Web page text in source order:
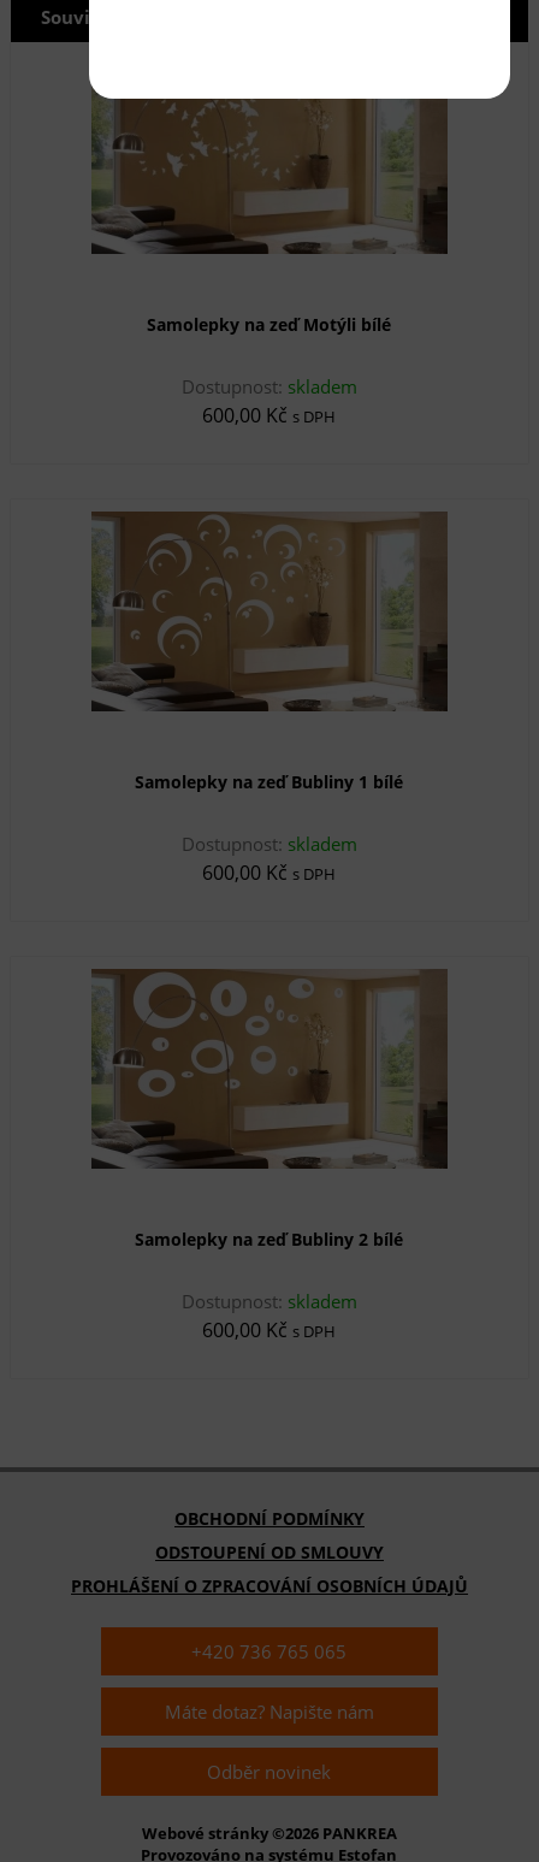
Související produkty
Samolepky na zeď Motýli bílé
Dostupnost: skladem
600,00 Kč s DPH
Samolepky na zeď Bubliny 1 bílé
Dostupnost: skladem
600,00 Kč s DPH
Samolepky na zeď Bubliny 2 bílé
Dostupnost: skladem
600,00 Kč s DPH
OBCHODNÍ PODMÍNKY
ODSTOUPENÍ OD SMLOUVY
PROHLÁŠENÍ O ZPRACOVÁNÍ OSOBNÍCH ÚDAJŮ
+420 736 765 065
Máte dotaz? Napište nám
Odběr novinek
Webové stránky ©2026 PANKREA
Provozováno na systému Estofan